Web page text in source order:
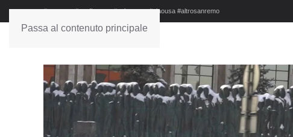
Passa al contenuto principale
#sanremo #studionews #askanews #ciaousa #altrosanremo